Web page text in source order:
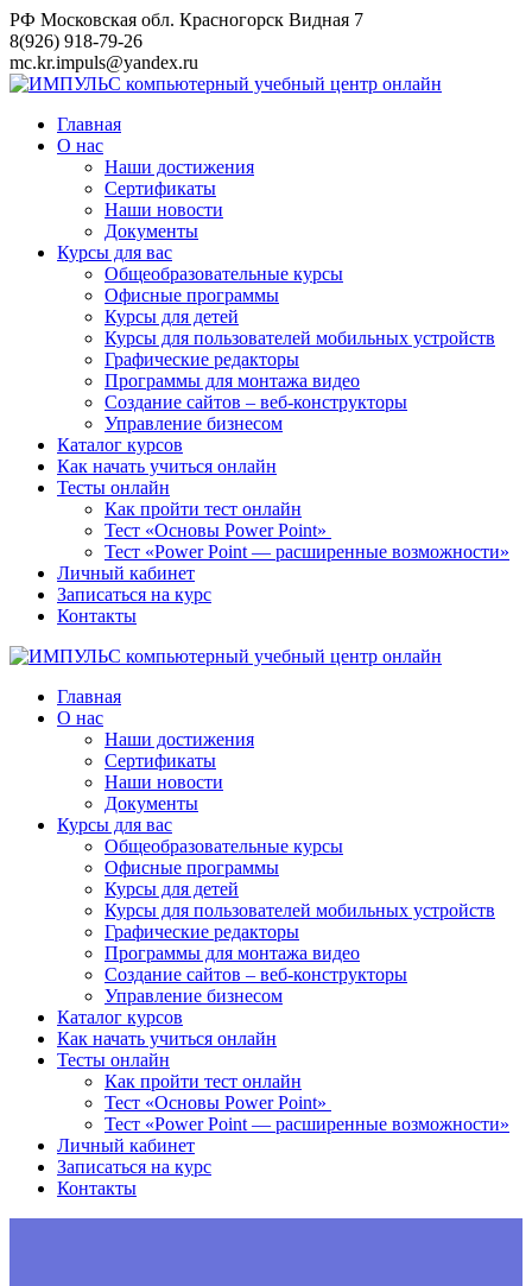
Перейти
к
контенту
РФ Московская обл. Красногорск Видная 7
8(926) 918-79-26
mc.kr.impuls@yandex.ru
Главная
О нас
Наши достижения
Сертификаты
Наши новости
Документы
Курсы для вас
Общеобразовательные курсы
Офисные программы
Курсы для детей
Курсы для пользователей мобильных устройств
Графические редакторы
Программы для монтажа видео
Создание сайтов – веб-конструкторы
Управление бизнесом
Каталог курсов
Как начать учиться онлайн
Тесты онлайн
Как пройти тест онлайн
Тест «Основы Power Point»
Тест «Power Point — расширенные возможности»
Личный кабинет
Записаться на курс
Контакты
Главная
О нас
Наши достижения
Сертификаты
Наши новости
Документы
Курсы для вас
Общеобразовательные курсы
Офисные программы
Курсы для детей
Курсы для пользователей мобильных устройств
Графические редакторы
Программы для монтажа видео
Создание сайтов – веб-конструкторы
Управление бизнесом
Каталог курсов
Как начать учиться онлайн
Тесты онлайн
Как пройти тест онлайн
Тест «Основы Power Point»
Тест «Power Point — расширенные возможности»
Личный кабинет
Записаться на курс
Контакты